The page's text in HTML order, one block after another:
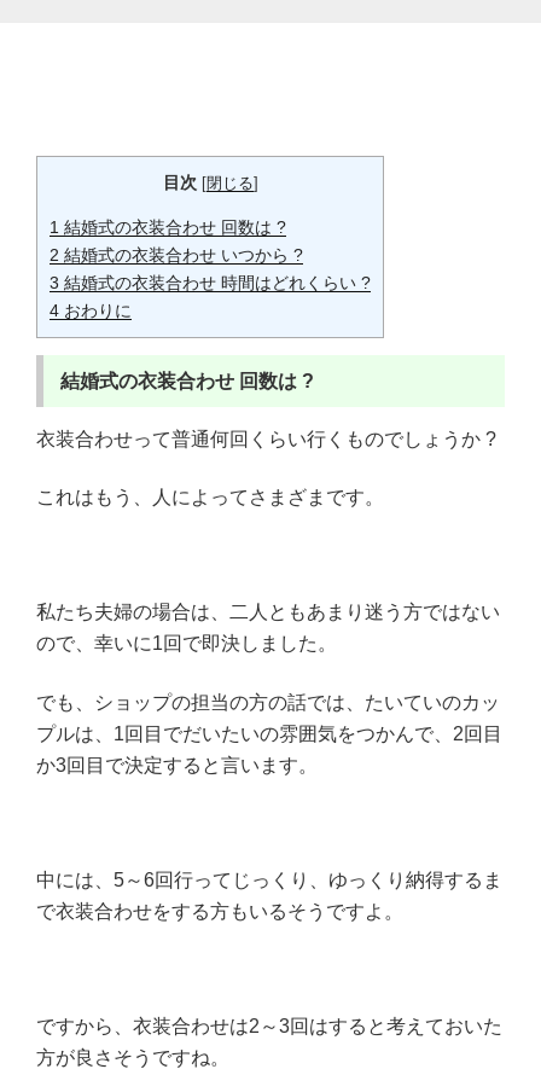
目次 [閉じる]
1 結婚式の衣装合わせ 回数は ?
2 結婚式の衣装合わせ いつから ?
3 結婚式の衣装合わせ 時間はどれくらい ?
4 おわりに
結婚式の衣装合わせ 回数は ?
衣装合わせって普通何回くらい行くものでしょうか ?
これはもう、人によってさまざまです。
私たち夫婦の場合は、二人ともあまり迷う方ではない
ので、幸いに1回で即決しました。
でも、ショップの担当の方の話では、たいていのカッ
プルは、1回目でだいたいの雰囲気をつかんで、2回目
か3回目で決定すると言います。
中には、5～6回行ってじっくり、ゆっくり納得するま
で衣装合わせをする方もいるそうですよ。
ですから、衣装合わせは2～3回はすると考えておいた
方が良さそうですね。